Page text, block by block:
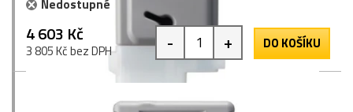
Nedostupné
4 603 Kč
3 805 Kč bez DPH - + DO KOŠÍKU